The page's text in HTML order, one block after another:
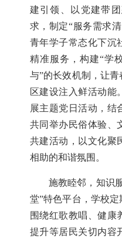
建引领、以党建带
求，制定“服务需求
青年学子常态化下沉
精准服务，构建“学
与”的长效机制，让
区建设注入鲜活动能
展主题党日活动，结
共同举办民俗体验、
共建活动，以文化聚
相助的和谐氛围。
施教睦邻，知识
堂”特色平台，学校定
围绕红歌教唱、健康
提升等居民关切内容